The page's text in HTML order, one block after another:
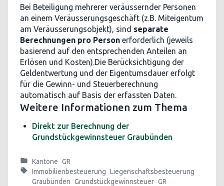
Bei Beteiligung mehrerer veräussernder Personen
an einem Veräusserungsgeschäft (z.B. Miteigentum
am Veräusserungsobjekt), sind separate
Berechnungen pro Person erforderlich (jeweils
basierend auf den entsprechenden Anteilen an
Erlösen und Kosten).Die Berücksichtigung der
Geldentwertung und der Eigentumsdauer erfolgt
für die Gewinn- und Steuerberechnung
automatisch auf Basis der erfassten Daten.
Weitere Informationen zum Thema
Direkt zur Berechnung der
Grundstückgewinnsteuer Graubünden
Kantone GR
Immobilienbesteuerung Liegenschaftsbesteuerung
Graubünden Grundstückgewinnsteuer GR